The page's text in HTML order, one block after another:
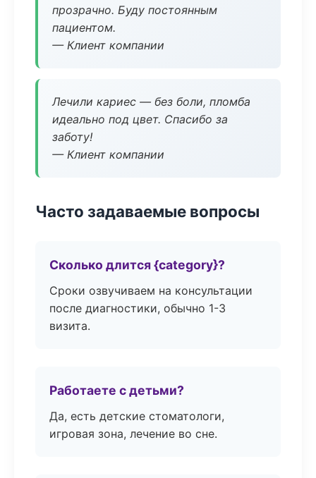
прозрачно. Буду постоянным
пациентом.
— Клиент компании
Лечили кариес — без боли, пломба
идеально под цвет. Спасибо за
заботу!
— Клиент компании
Часто задаваемые вопросы
Сколько длится {category}?
Сроки озвучиваем на консультации
после диагностики, обычно 1-3
визита.
Работаете с детьми?
Да, есть детские стоматологи,
игровая зона, лечение во сне.